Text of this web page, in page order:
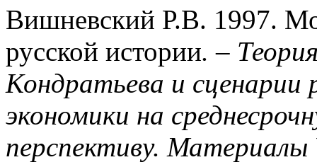
Вишневский Р.В. 1997.
русской истории. –
Кондратьева и сценарии
экономики на
перспективу.